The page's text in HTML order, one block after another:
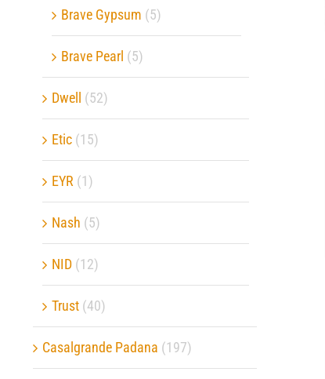
Brave Gypsum (5)
Brave Pearl (5)
Dwell (52)
Etic (15)
EYR (1)
Nash (5)
NID (12)
Trust (40)
Casalgrande Padana (197)